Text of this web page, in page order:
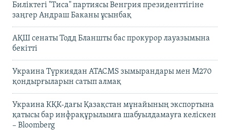
Биліктегі "Тиса" партиясы Венгрия президенттігіне
заңгер Андраш Баканы ұсынбақ
АҚШ сенаты Тодд Бланшты бас прокурор лауазымына
бекітті
Украина Түркиядан ATACMS зымырандары мен M270
қондырғыларын сатып алмақ
Украина КҚК-дағы Қазақстан мұнайының экспортына
қатысы бар инфрақұрылымға шабуылдамауға келіскен
– Bloomberg